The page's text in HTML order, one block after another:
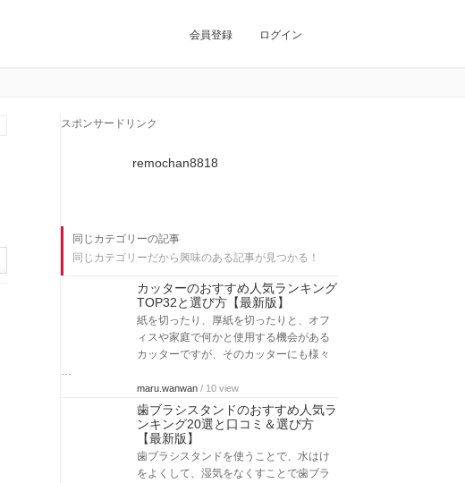
会員登録 ログイン
スポンサードリンク
remochan8818
同じカテゴリーの記事
同じカテゴリーだから興味のある記事が見つかる！
カッターのおすすめ人気ランキング
TOP32と選び方【最新版】
紙を切ったり、厚紙を切ったりと、オフ
ィスや家庭で何かと使用する機会がある
カッターですが、そのカッターにも様々
…
maru.wanwan / 10 view
歯ブラシスタンドのおすすめ人気ラ
ンキング20選と口コミ＆選び方
【最新版】
歯ブラシスタンドを使うことで、水はけ
をよくして、湿気をなくすことで歯ブラ